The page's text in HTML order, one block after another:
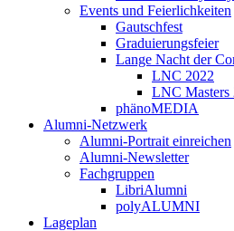
Events und Feierlichkeiten
Gautschfest
Graduierungsfeier
Lange Nacht der
LNC 2022
LNC Masters
phänoMEDIA
Alumni-Netzwerk
Alumni-Portrait einreichen
Alumni-Newsletter
Fachgruppen
LibriAlumni
polyALUMNI
Lageplan